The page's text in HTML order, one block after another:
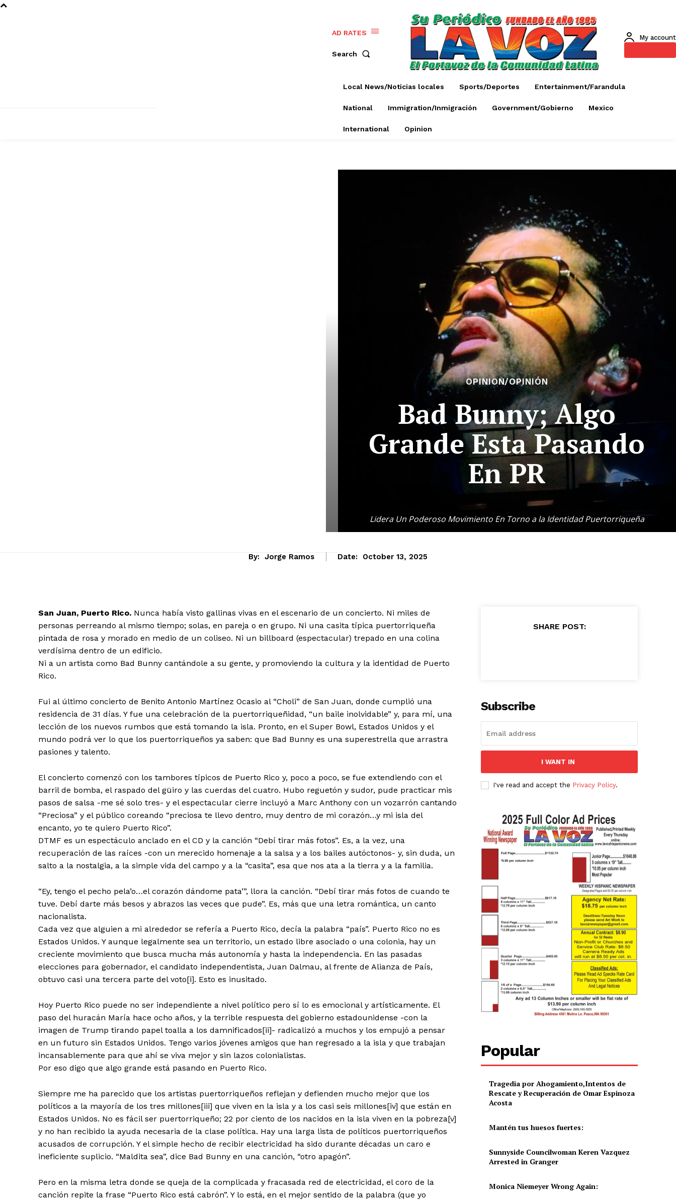
AD RATES
Search
My account
Local News/Noticias locales Sports/Deportes Entertainment/Farandula
National Immigration/Inmigración Government/Gobierno Mexico
International Opinion
OPINION/OPINIÓN
Bad Bunny; Algo
Grande Esta Pasando
En PR
Lidera Un Poderoso Movimiento En Torno a la Identidad Puertorriqueña
By: Jorge Ramos Date: October 13, 2025
San Juan, Puerto Rico. Nunca había visto gallinas vivas en el escenario de un concierto. Ni miles de
personas perreando al mismo tiempo; solas, en pareja o en grupo. Ni una casita típica puertorriqueña
pintada de rosa y morado en medio de un coliseo. Ni un billboard (espectacular) trepado en una colina
verdísima dentro de un edificio.
Ni a un artista como Bad Bunny cantándole a su gente, y promoviendo la cultura y la identidad de Puerto
Rico.
Fui al último concierto de Benito Antonio Martínez Ocasio al “Choli” de San Juan, donde cumplió una
residencia de 31 días. Y fue una celebración de la puertorriqueñidad, “un baile inolvidable” y, para mí, una
lección de los nuevos rumbos que está tomando la isla. Pronto, en el Super Bowl, Estados Unidos y el
mundo podrá ver lo que los puertorriqueños ya saben: que Bad Bunny es una superestrella que arrastra
pasiones y talento.
El concierto comenzó con los tambores típicos de Puerto Rico y, poco a poco, se fue extendiendo con el
barril de bomba, el raspado del güiro y las cuerdas del cuatro. Hubo reguetón y sudor, pude practicar mis
pasos de salsa -me sé solo tres- y el espectacular cierre incluyó a Marc Anthony con un vozarrón cantando
“Preciosa” y el público coreando “preciosa te llevo dentro, muy dentro de mi corazón…y mi isla del
encanto, yo te quiero Puerto Rico”.
DTMF es un espectáculo anclado en el CD y la canción “Debí tirar más fotos”. Es, a la vez, una
recuperación de las raíces -con un merecido homenaje a la salsa y a los bailes autóctonos- y, sin duda, un
salto a la nostalgia, a la simple vida del campo y a la “casita”, esa que nos ata a la tierra y a la familia.
“Ey, tengo el pecho pela’o…el corazón dándome pata’”, llora la canción. “Debí tirar más fotos de cuando te
tuve. Debí darte más besos y abrazos las veces que pude”. Es, más que una letra romántica, un canto
nacionalista.
Cada vez que alguien a mi alrededor se refería a Puerto Rico, decía la palabra “país”. Puerto Rico no es
Estados Unidos. Y aunque legalmente sea un territorio, un estado libre asociado o una colonia, hay un
creciente movimiento que busca mucha más autonomía y hasta la independencia. En las pasadas
elecciones para gobernador, el candidato independentista, Juan Dalmau, al frente de Alianza de País,
obtuvo casi una tercera parte del voto[i]. Esto es inusitado.
Hoy Puerto Rico puede no ser independiente a nivel político pero sí lo es emocional y artísticamente. El
paso del huracán María hace ocho años, y la terrible respuesta del gobierno estadounidense -con la
imagen de Trump tirando papel toalla a los damnificados[ii]- radicalizó a muchos y los empujó a pensar
en un futuro sin Estados Unidos. Tengo varios jóvenes amigos que han regresado a la isla y que trabajan
incansablemente para que ahí se viva mejor y sin lazos colonialistas.
Por eso digo que algo grande está pasando en Puerto Rico.
Siempre me ha parecido que los artistas puertorriqueños reflejan y defienden mucho mejor que los
políticos a la mayoría de los tres millones[iii] que viven en la isla y a los casi seis millones[iv] que están en
Estados Unidos. No es fácil ser puertorriqueño; 22 por ciento de los nacidos en la isla viven en la pobreza[v]
y no han recibido la ayuda necesaria de la clase política. Hay una larga lista de políticos puertorriqueños
acusados de corrupción. Y el simple hecho de recibir electricidad ha sido durante décadas un caro e
ineficiente suplicio. “Maldita sea”, dice Bad Bunny en una canción, “otro apagón”.
Pero en la misma letra donde se queja de la complicada y fracasada red de electricidad, el coro de la
canción repite la frase “Puerto Rico está cabrón”. Y lo está, en el mejor sentido de la palabra (que yo
SHARE POST:
Subscribe
I WANT IN
I've read and accept the Privacy Policy.
Popular
Tragedia por Ahogamiento,Intentos de
Rescate y Recuperación de Omar Espinoza
Acosta
Mantén tus huesos fuertes:
Sunnyside Councilwoman Keren Vazquez
Arrested in Granger
Monica Niemeyer Wrong Again: